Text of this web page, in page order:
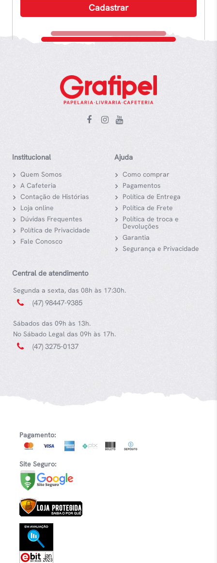
Institucional
Quem Somos
A Cafeteria
Contação de Histórias
Loja online
Dúvidas Frequentes
Política de Privacidade
Fale Conosco
Ajuda
Como comprar
Pagamentos
Política de Entrega
Política de Frete
Política de troca e
Devoluções
Garantia
Segurança e Privacidade
Central de atendimento
Segunda a sexta, das 08h às 17:30h.
(47) 98447-9385
Sábados das 09h às 13h.
No Sábado Legal das 09h às 17h.
(47) 3275-0137
Pagamento:
Site Seguro: